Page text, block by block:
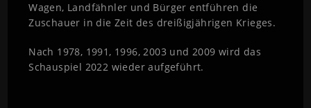
Wagen, Landfähnler und Bürger entführen die
Zuschauer in die Zeit des dreißigjährigen Krieges.
Nach 1978, 1991, 1996, 2003 und 2009 wird das
Schauspiel 2022 wieder aufgeführt.